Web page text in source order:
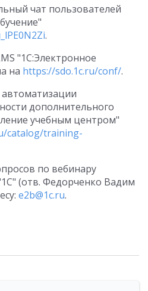
чат пользователей
.
"1С:Электронное
на https://sdo.1c.ru/conf/.
дополнительного
учебным центром"
catalog/training-
по вебинару
(отв. Федорченко Вадим
e2b@1c.ru.